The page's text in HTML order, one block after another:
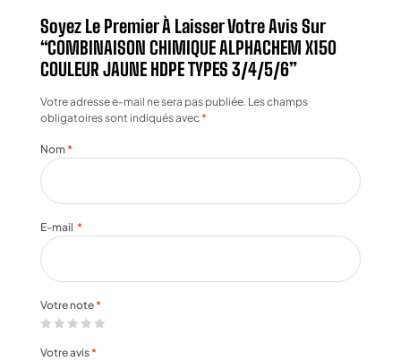
Soyez Le Premier À Laisser Votre Avis Sur
“COMBINAISON CHIMIQUE ALPHACHEM X150
COULEUR JAUNE HDPE TYPES 3/4/5/6”
Votre adresse e-mail ne sera pas publiée. Les champs
obligatoires sont indiqués avec*
Votre note *
Votre avis *
Nom *
E-mail *